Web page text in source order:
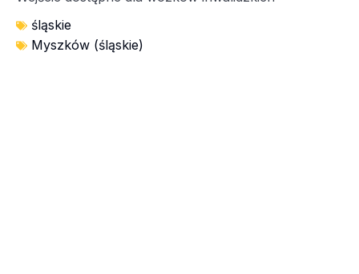
śląskie
Myszków (śląskie)